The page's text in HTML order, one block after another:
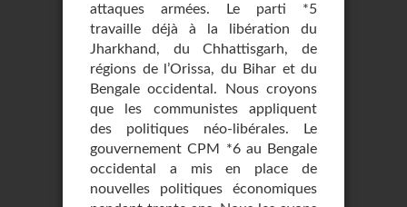
attaques armées. Le parti *5
travaille déjà à la libération du
Jharkhand, du Chhattisgarh, de
régions de l’Orissa, du Bihar et du
Bengale occidental. Nous croyons
que les communistes appliquent
des politiques néo-libérales. Le
gouvernement CPM *6 au Bengale
occidental a mis en place de
nouvelles politiques économiques